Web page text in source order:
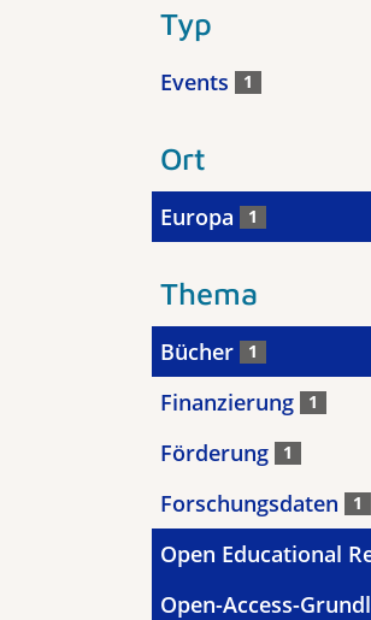
Typ
Events 1
Ort
Europa 1
Thema
Bücher 1
Finanzierung 1
Förderung 1
Forschungsdaten 1
Open Educational
Open-Access-